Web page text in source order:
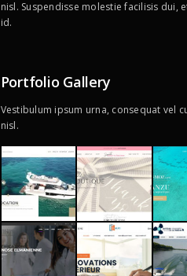
nisl. Suspendisse molestie facilisis dui,
id.
Portfolio Gallery
Vestibulum ipsum urna, consequat vel
nisl.